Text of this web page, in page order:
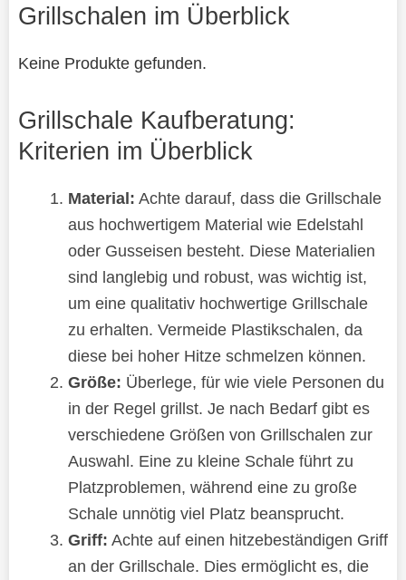
Grillschalen im Überblick
Keine Produkte gefunden.
Grillschale Kaufberatung:
Kriterien im Überblick
Material: Achte darauf, dass die Grillschale
aus hochwertigem Material wie Edelstahl
oder Gusseisen besteht. Diese Materialien
sind langlebig und robust, was wichtig ist,
um eine qualitativ hochwertige Grillschale
zu erhalten. Vermeide Plastikschalen, da
diese bei hoher Hitze schmelzen können.
Größe: Überlege, für wie viele Personen du
in der Regel grillst. Je nach Bedarf gibt es
verschiedene Größen von Grillschalen zur
Auswahl. Eine zu kleine Schale führt zu
Platzproblemen, während eine zu große
Schale unnötig viel Platz beansprucht.
Griff: Achte auf einen hitzebeständigen Griff
an der Grillschale. Dies ermöglicht es, die